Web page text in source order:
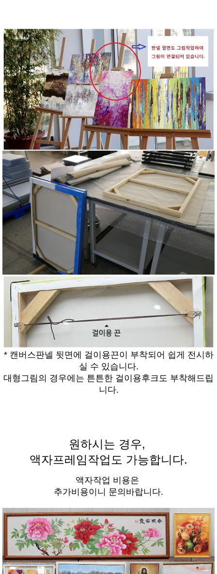
* 캔버스판넬 뒷면에 걸이용끈이 부착되어 쉽게 전시하
실 수 있습니다.
대형그림의 경우에는 튼튼한 걸이용후크도 부착해드립
니다.
원하시는 경우,
액자프레임작업도 가능합니다.
액자작업 비용은
추가비용이니 문의바랍니다.